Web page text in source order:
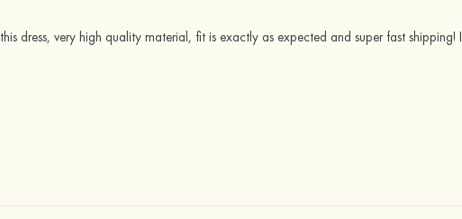
dress, very high quality material, fit is exactly as expected and super fast shipping!